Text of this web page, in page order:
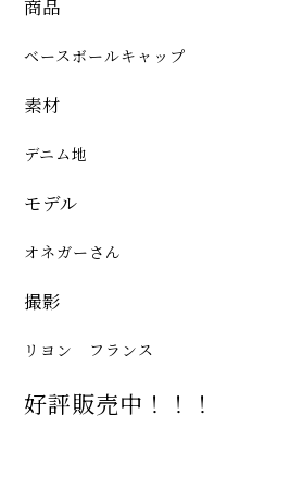
商品
ベースボールキャップ
素材
デニム地
モデル
オネガーさん
撮影
リヨン フランス
好評販売中！！！